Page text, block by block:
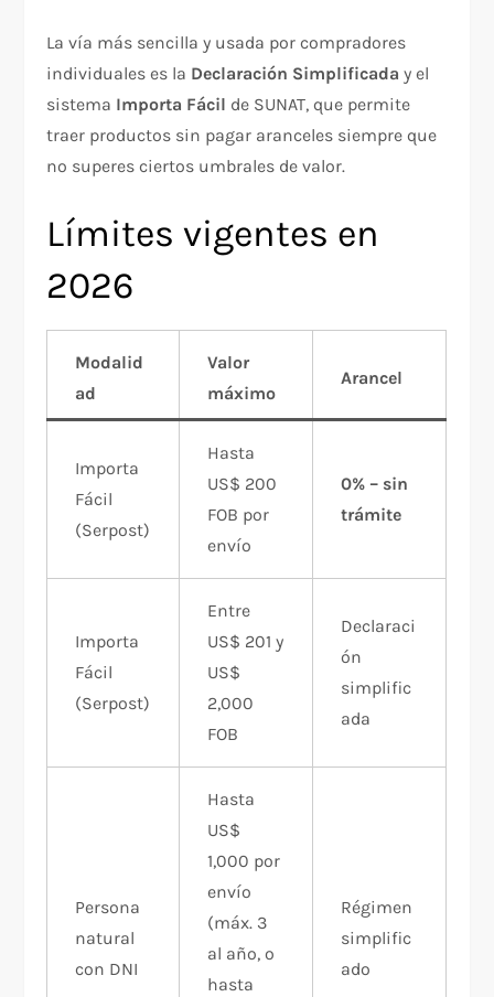
La vía más sencilla y usada por compradores
individuales es la Declaración Simplificada y el
sistema Importa Fácil de SUNAT, que permite
traer productos sin pagar aranceles siempre que
no superes ciertos umbrales de valor.
Límites vigentes en
2026
Modalid
ad
Valor
máximo
Arancel
Importa
Fácil
(Serpost)
Hasta
US$ 200
FOB por
envío
0% – sin
trámite
Importa
Fácil
(Serpost)
Entre
US$ 201 y
US$
2,000
FOB
Declaraci
ón
simplific
ada
Persona
natural
con DNI
Hasta
US$
1,000 por
envío
(máx. 3
al año, o
hasta
Régimen
simplific
ado